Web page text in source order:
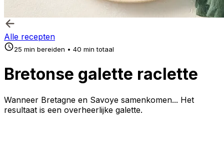
Alle recepten
25 min bereiden • 40 min totaal
Bretonse galette raclette
Wanneer Bretagne en Savoye samenkomen... Het
resultaat is een overheerlijke galette.